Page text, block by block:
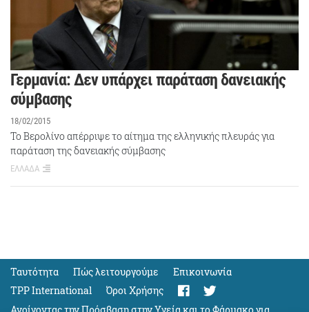
Γερμανία: Δεν υπάρχει παράταση δανειακής
σύμβασης
18/02/2015
Το Βερολίνο απέρριψε το αίτημα της ελληνικής πλευράς για
παράταση της δανειακής σύμβασης
ΕΛΛΑΔΑ
Ταυτότητα Πώς λειτουργούμε
Eπικοινωνία
TPP International
Όροι Χρήσης